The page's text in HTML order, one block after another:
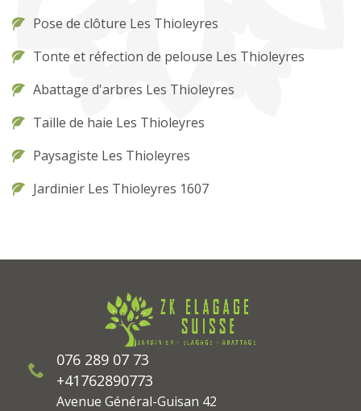
Pose de clôture Les Thioleyres
Tonte et réfection de pelouse Les Thioleyres
Abattage d'arbres Les Thioleyres
Taille de haie Les Thioleyres
Paysagiste Les Thioleyres
Jardinier Les Thioleyres 1607
076 289 07 73
+41762890773
Avenue Général-Guisan 42